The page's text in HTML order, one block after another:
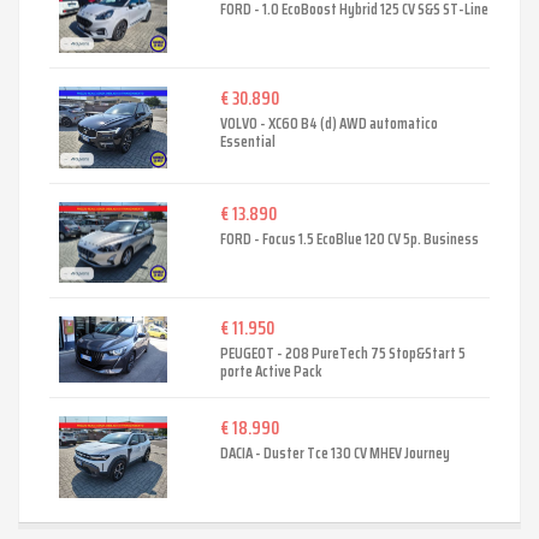
FORD - 1.0 EcoBoost Hybrid 125 CV S&S ST-Line
€ 30.890
VOLVO - XC60 B4 (d) AWD automatico
Essential
€ 13.890
FORD - Focus 1.5 EcoBlue 120 CV 5p. Business
€ 11.950
PEUGEOT - 208 PureTech 75 Stop&Start 5
porte Active Pack
€ 18.990
DACIA - Duster Tce 130 CV MHEV Journey